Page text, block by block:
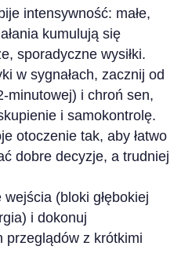
intensywność: małe,
kumulują się
sporadyczne wysiłki.
w sygnałach, zacznij od
minutowej) i chroń sen,
i samokontrolę.
otoczenie tak, aby łatwo
dobre decyzje, a trudniej
(bloki głębokiej
i dokonuj
przeglądów z krótkimi